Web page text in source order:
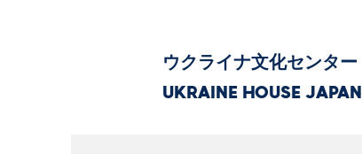
ウクライナ文化センター
UKRAINE HOUSE JAPAN